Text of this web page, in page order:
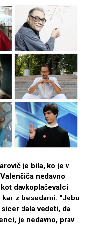
je bila, ko je v
nedavno
davkoplačevalci
z besedami: “Jebo
sicer dala vedeti, da
je nedavno, prav